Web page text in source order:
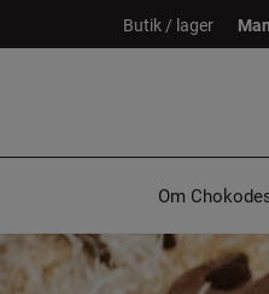
til
Butik / lager
Om